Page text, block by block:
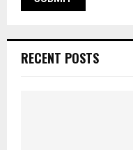
RECENT POSTS